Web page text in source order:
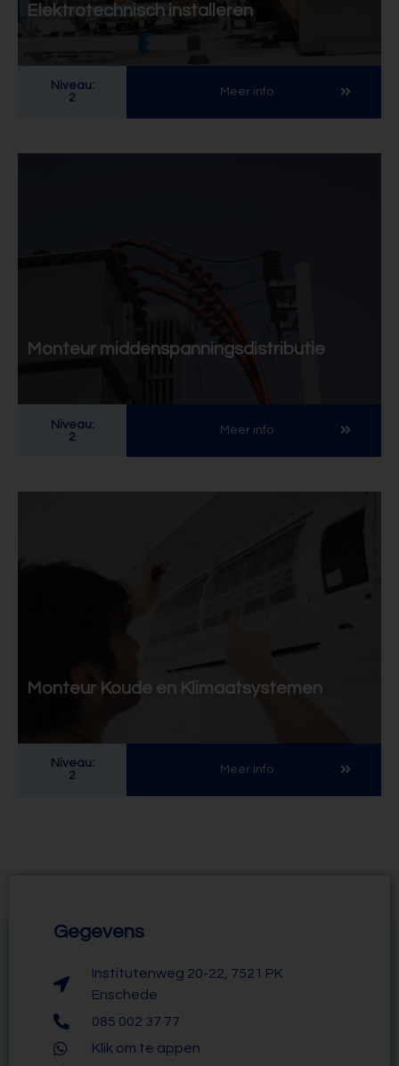
Elektrotechnisch installeren
Niveau:
2
Meer info
Monteur middenspanningsdistributie
Niveau:
2
Meer info
Monteur Koude en Klimaatsystemen
Niveau:
2
Meer info
Gegevens
Institutenweg 20-22, 7521 PK
Enschede
085 002 37 77
Klik om te appen